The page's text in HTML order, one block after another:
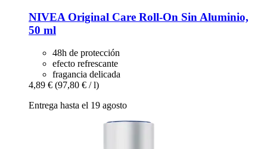
NIVEA Original Care Roll-​On Sin Aluminio,
50 ml
48h de protección
efecto refrescante
fragancia delicada
4,89 € (97,80 € / l)
Entrega hasta el 19 agosto